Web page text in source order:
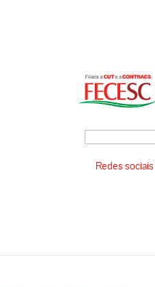
Redes sociais